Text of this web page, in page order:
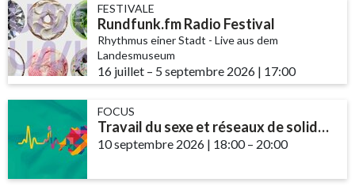
FESTIVALE
Rundfunk.fm Radio Festival
Rhythmus einer Stadt - Live aus dem
Landesmuseum
16 juillet accessibility.time_to
– 5 septembre 2026 | 17:00
FOCUS
Travail du sexe et réseaux de solidarité – le rôle des communautés et des ...
10 septembre 2026 | 18:00– 20:00